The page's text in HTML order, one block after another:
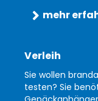
mehr
Verleih
Sie wollen
testen? Sie